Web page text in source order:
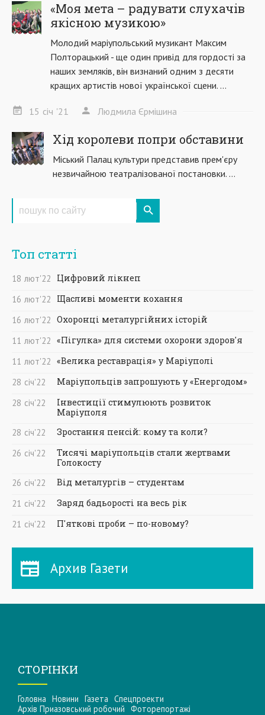
«Моя мета – радувати слухачів
якісною музикою»
Молодий маріупольський музикант Максим
Полторацький - ще один привід для гордості за
наших земляків, він визнаний одним з десяти
кращих артистів нової української сцени. ...
15 січ '21 Людмила Єрмішина
Хід королеви попри обставини
Міський Палац культури представив прем'єру
незвичайною театралізованої постановки. ...
Топ статті
18 лют'22
Цифровий лікнеп
16 лют'22
Щасливі моменти кохання
16 лют'22 Охоронці металургійних історій
11 лют'22 «Пігулка» для системи охорони здоров'я
11 лют'22 «Велика реставрація» у Маріуполі
28 січ'22
Маріупольців запрошують у «Енергодом»
28 січ'22
Інвестиції стимулюють розвиток
Маріуполя
28 січ'22
Зростання пенсій: кому та коли?
26 січ'22
Тисячі маріупольців стали жертвами
Голокосту
26 січ'22
Від металургів – студентам
21 січ'22
Заряд бадьорості на весь рік
21 січ'22 П'яткові проби – по-новому?
Архив Газети
СТОРІНКИ
Головна Новини Газета Спецпроекти
Архів Приазовський робочий Фоторепортажі